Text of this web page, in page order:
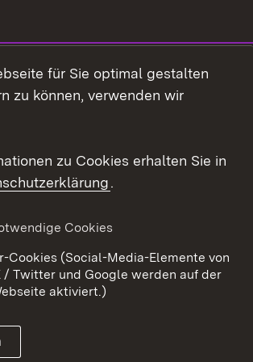
Datenschutz
Cookies
für Sie optimal gestalten
zu können, verwenden wir
zu Cookies erhalten Sie in
.
Cookies
Cookies (Social-Media-Elemente von
/ Twitter und Google werden auf der
aktiviert.)